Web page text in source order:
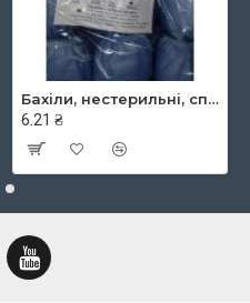
Бахіли, нестерильні, спанбонд, щільність - 30г/м2, середні, блакитні, ТМ Славна
6.21 ₴